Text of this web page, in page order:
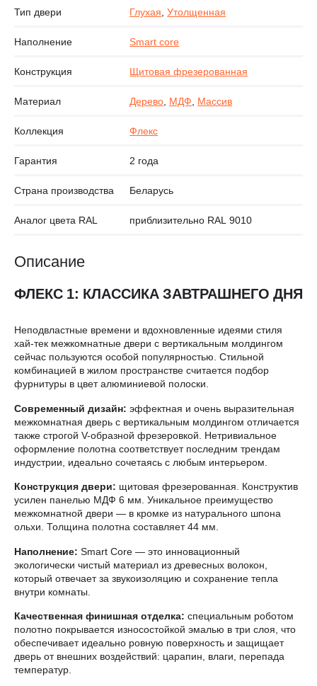
Тип двери Глухая,Утолщенная
Наполнение Smart core
Конструкция Щитовая фрезерованная
Материал Дерево, МДФ, Массив
Коллекция Флекс
Гарантия 2 года
Страна производства Беларусь
Аналог цвета RAL приблизительно RAL 9010
Описание
ФЛЕКС 1: КЛАССИКА ЗАВТРАШНЕГО ДНЯ
Неподвластные времени и вдохновленные идеями стиля
хай-тек межкомнатные двери с вертикальным молдингом
сейчас пользуются особой популярностью. Стильной
комбинацией в жилом пространстве считается подбор
фурнитуры в цвет алюминиевой полоски.
Современный дизайн: эффектная и очень выразительная
межкомнатная дверь с вертикальным молдингом отличается
также строгой V-образной фрезеровкой. Нетривиальное
оформление полотна соответствует последним трендам
индустрии, идеально сочетаясь с любым интерьером.
Конструкция двери: щитовая фрезерованная. Конструктив
усилен панелью МДФ 6 мм. Уникальное преимущество
межкомнатной двери — в кромке из натурального шпона
ольхи. Толщина полотна составляет 44 мм.
Наполнение: Smart Core — это инновационный
экологически чистый материал из древесных волокон,
который отвечает за звукоизоляцию и сохранение тепла
внутри комнаты.
Качественная финишная отделка: специальным роботом
полотно покрывается износостойкой эмалью в три слоя, что
обеспечивает идеально ровную поверхность и защищает
дверь от внешних воздействий: царапин, влаги, перепада
температур.